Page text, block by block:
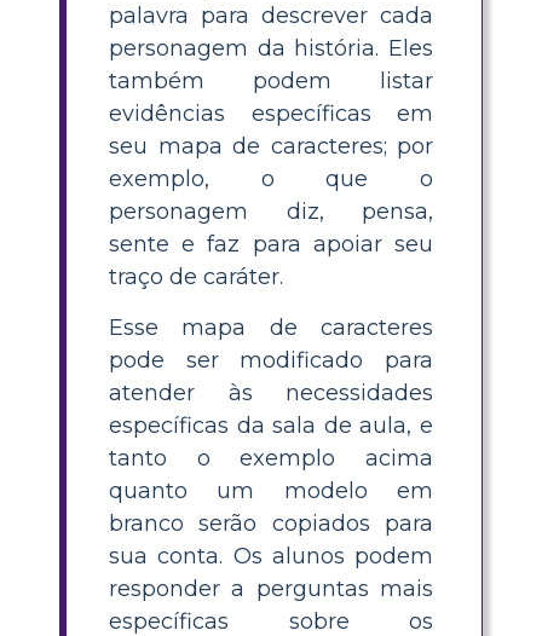
palavra para descrever cada
personagem da história. Eles
também podem listar
evidências específicas em
seu mapa de caracteres; por
exemplo, o que o
personagem diz, pensa,
sente e faz para apoiar seu
traço de caráter.
Esse mapa de caracteres
pode ser modificado para
atender às necessidades
específicas da sala de aula, e
tanto o exemplo acima
quanto um modelo em
branco serão copiados para
sua conta. Os alunos podem
responder a perguntas mais
específicas sobre os